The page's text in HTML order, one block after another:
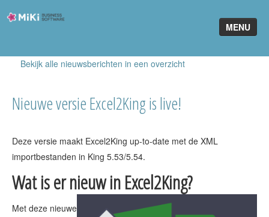
MENU
Software
Home
King Software
Software Online
Telefonie
Bekijk alle nieuwsberichten in een overzicht
Nieuwe versie Excel2King is live!
Deze versie maakt Excel2King up-to-date met de XML
importbestanden in King 5.53/5.54.
Wat is er nieuw in Excel2King?
Met deze nieuwe